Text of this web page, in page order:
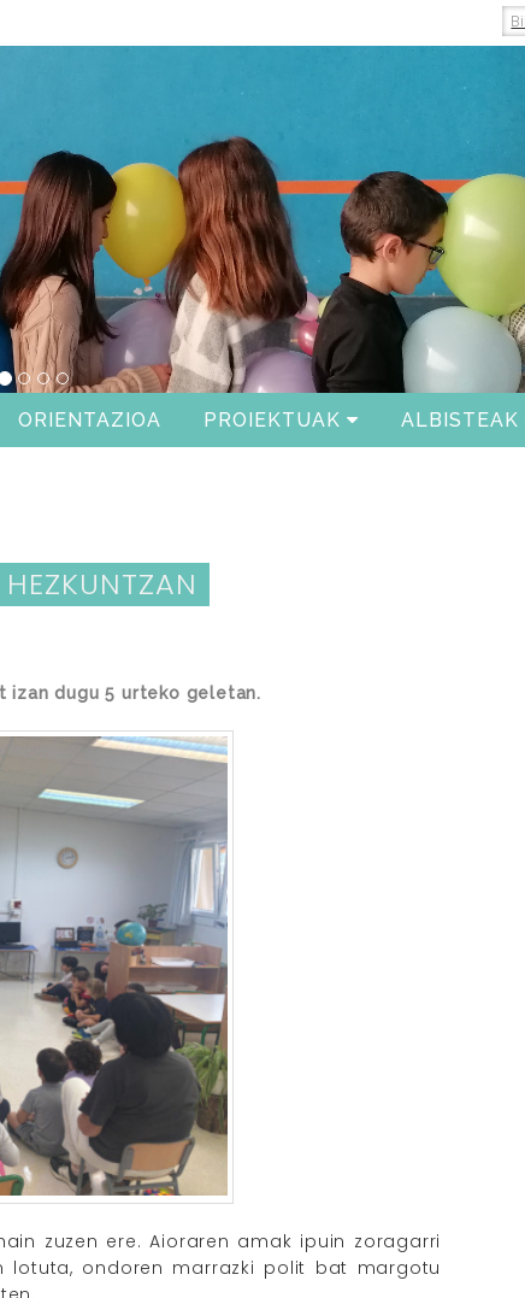
ORIENTAZIOA PROIEKTUAK ALBISTEAK
izan dugu 5 urteko geletan.
zuzen ere. Aioraren amak ipuin zoragarri
ondoren marrazki polit bat margotu